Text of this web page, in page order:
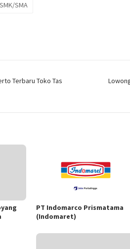
SMK/SMA
Terbaru Toko Tas
PT Indomarco Prismatama
(Indomaret)